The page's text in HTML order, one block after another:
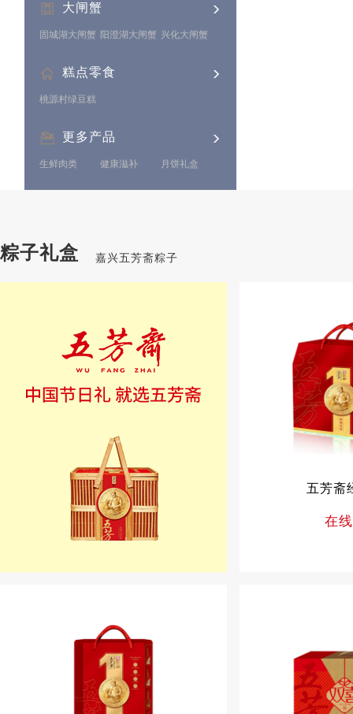
大闸蟹
固城湖大闸蟹 阳澄湖大闸蟹 兴化大闸蟹
糕点零食
桃源村绿豆糕
更多产品
生鲜肉类 健康滋补 月饼礼盒
粽子礼盒 嘉兴五芳斋粽子
五芳斋
在